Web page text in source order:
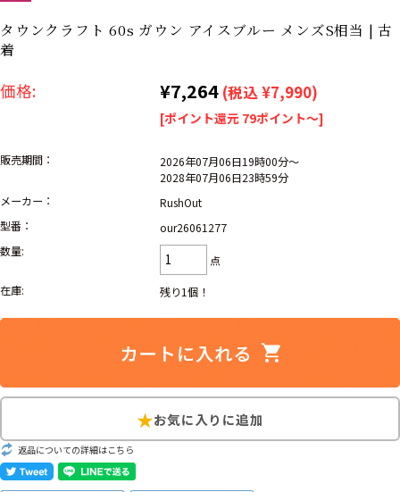
ア行 カ行 サ行
タ行
スウェット
半袖シャツ
レディース
Search by Particularこだわりから探す
Search by Sizeサイズから探す（メンズ）
タウンクラフト 60s ガウン アイスブルー メンズS相当 | 古
着
価格: ¥7,264 (税込 ¥7,990)
[ポイント還元 79ポイント～]
販売期間：
2026年07月06日19時00分～
2028年07月06日23時59分
メーカー：
RushOut
型番：
our26061277
数量:
点
在庫:
残り1個！
返品についての詳細はこちら